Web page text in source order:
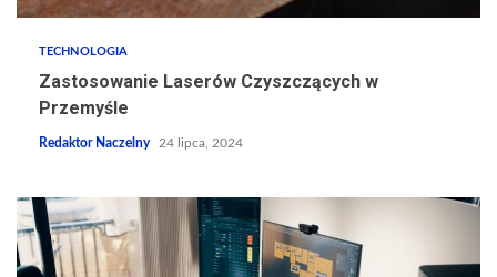
TECHNOLOGIA
Zastosowanie Laserów Czyszczących w
Przemyśle
Redaktor Naczelny 24 lipca, 2024